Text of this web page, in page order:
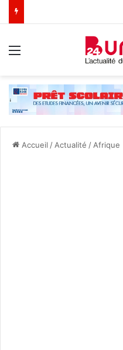
Accueil / Actualité / Afrique